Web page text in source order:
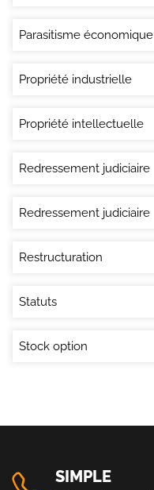
Parasitisme économique
Propriété industrielle
Propriété intellectuelle
Redressement judiciaire
Redressement judiciaire
Restructuration
Statuts
Stock option
SIMPLE